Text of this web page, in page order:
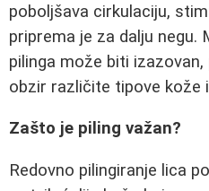
poboljšava cirkulaciju,
priprema je za dalju negu.
pilinga može biti
obzir različite tipove kože
Zašto je piling važan?
Redovno pilingiranje lica